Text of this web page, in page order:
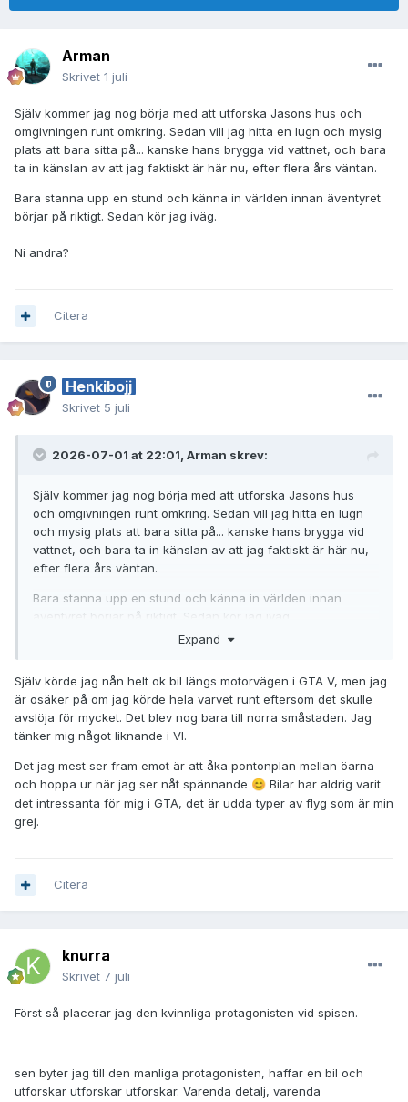
Arman
Skrivet 1 juli
Själv kommer jag nog börja med att utforska Jasons hus och
omgivningen runt omkring. Sedan vill jag hitta en lugn och mysig
plats att bara sitta på... kanske hans brygga vid vattnet, och bara
ta in känslan av att jag faktiskt är här nu, efter flera års väntan.
Bara stanna upp en stund och känna in världen innan äventyret
börjar på riktigt. Sedan kör jag iväg.
Ni andra?
Citera
Henkibojj
Skrivet 5 juli
2026-07-01 at 22:01, Arman skrev:
Själv kommer jag nog börja med att utforska Jasons hus
och omgivningen runt omkring. Sedan vill jag hitta en lugn
och mysig plats att bara sitta på... kanske hans brygga vid
vattnet, och bara ta in känslan av att jag faktiskt är här nu,
efter flera års väntan.
Bara stanna upp en stund och känna in världen innan
äventyret börjar på riktigt. Sedan kör jag iväg.
Expand
Själv körde jag nån helt ok bil längs motorvägen i GTA V, men jag
är osäker på om jag körde hela varvet runt eftersom det skulle
avslöja för mycket. Det blev nog bara till norra småstaden. Jag
tänker mig något liknande i VI.
Det jag mest ser fram emot är att åka pontonplan mellan öarna
och hoppa ur när jag ser nåt spännande 😊 Bilar har aldrig varit
det intressanta för mig i GTA, det är udda typer av flyg som är min
grej.
Citera
knurra
Skrivet 7 juli
Först så placerar jag den kvinnliga protagonisten vid spisen.
sen byter jag till den manliga protagonisten, haffar en bil och
utforskar utforskar utforskar. Varenda detalj, varenda